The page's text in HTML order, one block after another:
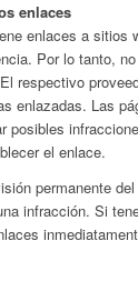
enlaces
enlaces a sitios
Por lo tanto,
respectivo
enlazadas. Las
posibles
el enlace.
permanente
infracción. Si